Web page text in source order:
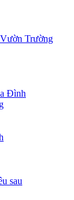
Trường
Đình
sau